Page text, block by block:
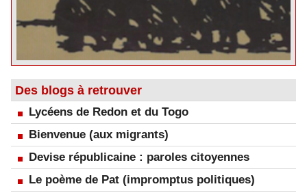
Des blogs à retrouver
Lycéens de Redon et du Togo
Bienvenue (aux migrants)
Devise républicaine : paroles citoyennes
Le poème de Pat (impromptus politiques)